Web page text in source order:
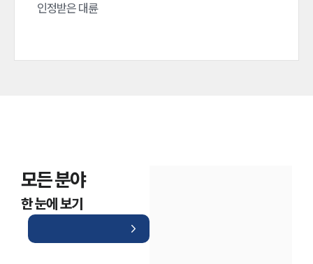
인정받은 대륜
모든 분야
한 눈에 보기